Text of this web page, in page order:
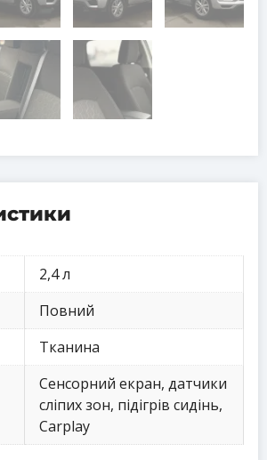
2,4 л
Повний
Тканина
Сенсорний екран, датчики
сліпих зон, підігрів сидінь,
Сarplay